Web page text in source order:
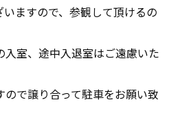
ますので、参観して頂けるの
室、途中入退室はご遠慮いた
で譲り合って駐車をお願い致